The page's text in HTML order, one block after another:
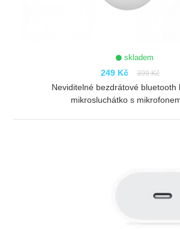
skladem
249 Kč 399 Kč
Neviditelné bezdrátové bluetooth
mikrosluchátko s